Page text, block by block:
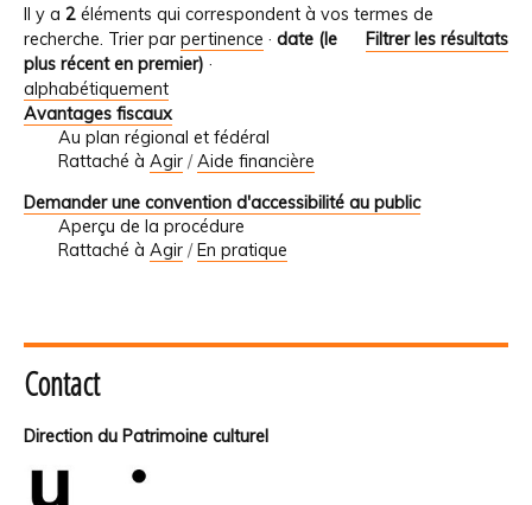
Il y a 2 éléments qui correspondent à vos termes de
recherche.
Filtrer les résultats
Trier par pertinence · date (le
plus récent en premier) ·
alphabétiquement
Avantages fiscaux
Au plan régional et fédéral
Rattaché à Agir /Aide financière
Demander une convention d'accessibilité au public
Aperçu de la procédure
Rattaché à Agir /En pratique
Contact
Direction du Patrimoine culturel